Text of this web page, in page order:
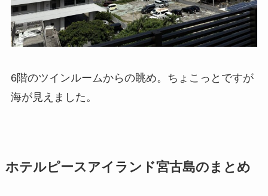
6階のツインルームからの眺め。ちょこっとですが
海が見えました。
ホテルピースアイランド宮古島のまとめ